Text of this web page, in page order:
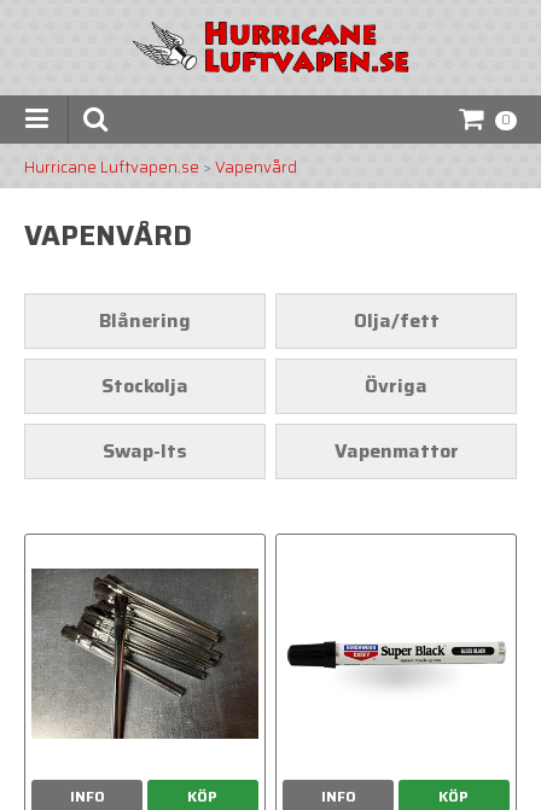
0
Hurricane Luftvapen.se >Vapenvård
VAPENVÅRD
Blånering Olja/fett
Stockolja Övriga
Swap-Its Vapenmattor
INFO KÖP INFO KÖP